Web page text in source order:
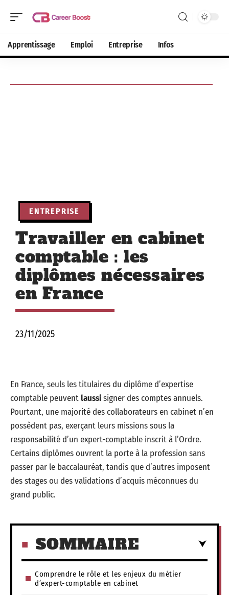
Apprentissage Emploi Entreprise Infos
ENTREPRISE
Travailler en cabinet
comptable : les
diplômes nécessaires
en France
23/11/2025
En France, seuls les titulaires du diplôme d’expertise
comptable peuventlaussisigner des comptes annuels.
Pourtant, une majorité des collaborateurs en cabinet n’en
possèdent pas, exerçant leurs missions sous la
responsabilité d’un expert-comptable inscrit à l’Ordre.
Certains diplômes ouvrent la porte à la profession sans
passer par le baccalauréat, tandis que d’autres imposent
des stages ou des validations d’acquis méconnues du
grand public.
SOMMAIRE
Comprendre le rôle et les enjeux du métier
d’expert-comptable en cabinet